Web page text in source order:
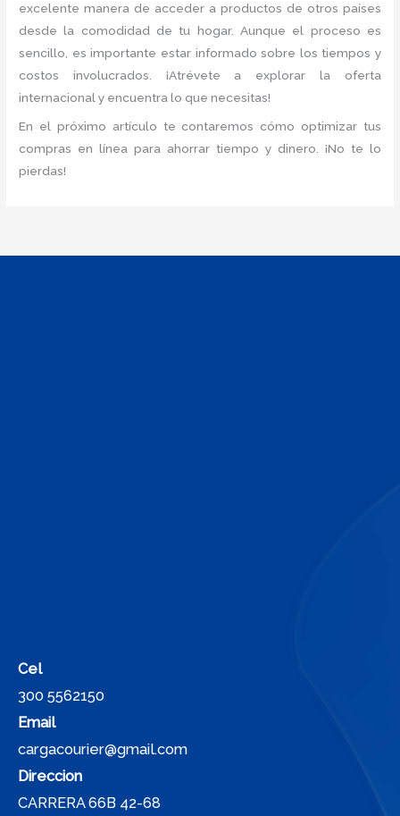
excelente manera de acceder a productos de otros países
desde la comodidad de tu hogar. Aunque el proceso es
sencillo, es importante estar informado sobre los tiempos y
costos involucrados. ¡Atrévete a explorar la oferta
internacional y encuentra lo que necesitas!
En el próximo artículo te contaremos cómo optimizar tus
compras en línea para ahorrar tiempo y dinero. ¡No te lo
pierdas!
Cel
300 5562150
Email
cargacourier@gmail.com
Direccion
CARRERA 66B 42-68